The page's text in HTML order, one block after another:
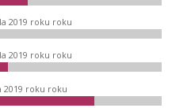
2019 roku roku
2019 roku roku
2019 roku roku